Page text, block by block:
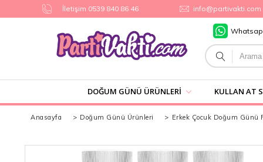
İletişim 0539 840 86 46 info@partivakti.com
DOĞUM GÜNÜ ÜRÜNLERI KULLAN AT
Anasayfa > Doğum Günü Ürünleri > Erkek Çocuk Doğum Günü